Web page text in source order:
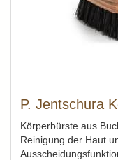
P. Jentschura
Körperbürste aus
Reinigung der Haut